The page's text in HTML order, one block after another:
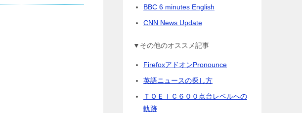
BBC 6 minutes English
CNN News Update
▼その他のオススメ記事
FirefoxアドオンPronounce
英語ニュースの探し方
ＴＯＥＩＣ６００点台レベルへの
軌跡